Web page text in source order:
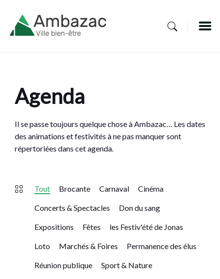
content
navigation
footer
Agenda
Il se passe toujours quelque chose à Ambazac… Les dates
des animations et festivités à ne pas manquer sont
répertoriées dans cet agenda.
Tout Brocante Carnaval Cinéma
Concerts & Spectacles Don du sang
Expositions Fêtes les Festiv'été de Jonas
Loto Marchés & Foires Permanence des élus
Réunion publique Sport & Nature